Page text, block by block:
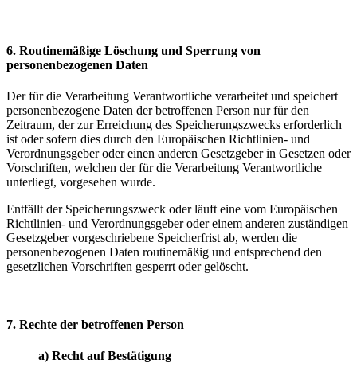
6. Routinemäßige Löschung und Sperrung von
personenbezogenen Daten
Der für die Verarbeitung Verantwortliche verarbeitet und speichert
personenbezogene Daten der betroffenen Person nur für den
Zeitraum, der zur Erreichung des Speicherungszwecks erforderlich
ist oder sofern dies durch den Europäischen Richtlinien- und
Verordnungsgeber oder einen anderen Gesetzgeber in Gesetzen oder
Vorschriften, welchen der für die Verarbeitung Verantwortliche
unterliegt, vorgesehen wurde.
Entfällt der Speicherungszweck oder läuft eine vom Europäischen
Richtlinien- und Verordnungsgeber oder einem anderen zuständigen
Gesetzgeber vorgeschriebene Speicherfrist ab, werden die
personenbezogenen Daten routinemäßig und entsprechend den
gesetzlichen Vorschriften gesperrt oder gelöscht.
7. Rechte der betroffenen Person
a) Recht auf Bestätigung